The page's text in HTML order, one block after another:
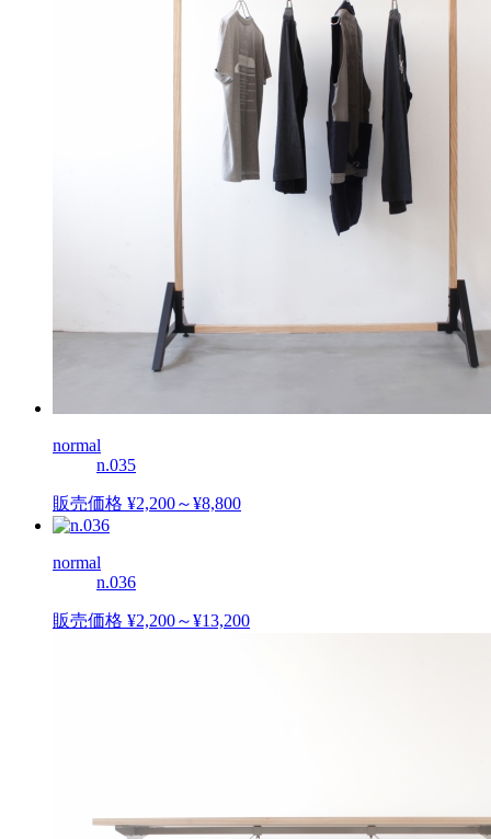
normal
n.035
販売価格 ¥2,200～¥8,800
normal
n.036
販売価格 ¥2,200～¥13,200